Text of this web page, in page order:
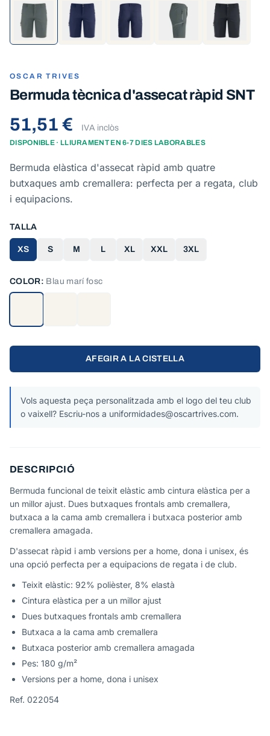
OSCAR TRIVES
Bermuda tècnica d'assecat ràpid SNT
51,51 € IVA inclòs
DISPONIBLE · LLIURAMENT EN 6-7 DIES LABORABLES
Bermuda elàstica d'assecat ràpid amb quatre
butxaques amb cremallera: perfecta per a regata, club
i equipacions.
TALLA
XS S M L XL XXL 3XL
COLOR: Blau marí fosc
AFEGIR A LA CISTELLA
Vols aquesta peça personalitzada amb el logo del teu club
o vaixell? Escriu-nos a uniformidades@oscartrives.com.
DESCRIPCIÓ
Bermuda funcional de teixit elàstic amb cintura elàstica per a
un millor ajust. Dues butxaques frontals amb cremallera,
butxaca a la cama amb cremallera i butxaca posterior amb
cremallera amagada.
D'assecat ràpid i amb versions per a home, dona i unisex, és
una opció perfecta per a equipacions de regata i de club.
Teixit elàstic: 92% polièster, 8% elastà
Cintura elàstica per a un millor ajust
Dues butxaques frontals amb cremallera
Butxaca a la cama amb cremallera
Butxaca posterior amb cremallera amagada
Pes: 180 g/m²
Versions per a home, dona i unisex
Ref. 022054